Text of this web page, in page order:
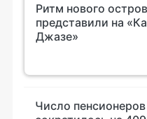
Ритм нового
представили на
Джазе»
Число